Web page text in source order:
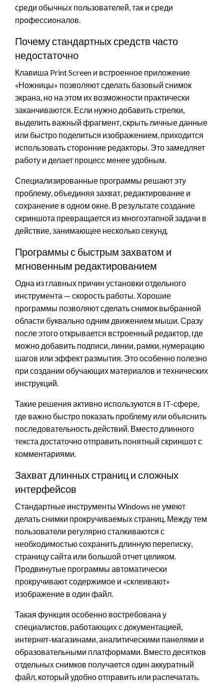
среди обычных пользователей, так и среди
профессионалов.
Почему стандартных средств часто
недостаточно
Клавиша Print Screen и встроенное приложение
«Ножницы» позволяют сделать базовый снимок
экрана, но на этом их возможности практически
заканчиваются. Если нужно добавить стрелки,
выделить важный фрагмент, скрыть личные данные
или быстро поделиться изображением, приходится
использовать сторонние редакторы. Это замедляет
работу и делает процесс менее удобным.
Специализированные программы решают эту
проблему, объединяя захват, редактирование и
сохранение в одном окне. В результате создание
скриншота превращается из многоэтапной задачи в
действие, занимающее несколько секунд.
Программы с быстрым захватом и
мгновенным редактированием
Одна из главных причин установки отдельного
инструмента — скорость работы. Хорошие
программы позволяют сделать снимок выбранной
области буквально одним движением мыши. Сразу
после этого открывается встроенный редактор, где
можно добавить подписи, линии, рамки, нумерацию
шагов или эффект размытия. Это особенно полезно
при создании обучающих материалов и технических
инструкций.
Такие решения активно используются в IT-сфере,
где важно быстро показать проблему или объяснить
последовательность действий. Вместо длинного
текста достаточно отправить понятный скриншот с
комментариями.
Захват длинных страниц и сложных
интерфейсов
Стандартные инструменты Windows не умеют
делать снимки прокручиваемых страниц. Между тем
пользователи регулярно сталкиваются с
необходимостью сохранить длинную переписку,
страницу сайта или большой отчет целиком.
Продвинутые программы автоматически
прокручивают содержимое и «склеивают»
изображение в один файл.
Такая функция особенно востребована у
специалистов, работающих с документацией,
интернет-магазинами, аналитическими панелями и
образовательными платформами. Вместо десятков
отдельных снимков получается один аккуратный
файл, который удобно отправить или распечатать.